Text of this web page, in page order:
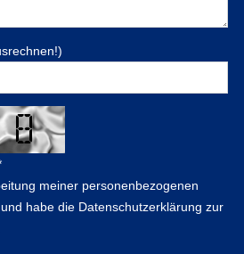
meiner personenbezogenen
habe die Datenschutzerklärung zur